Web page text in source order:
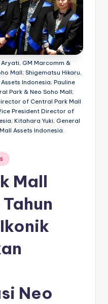
GM Marcomm &
Mall; Shigematsu Hikaru,
Indonesia; Pauline
Park & Neo Soho Mall;
of Central Park Mall
President Director of
Kitahara Yuki, General
Assets Indonesia.
Mall
Neo